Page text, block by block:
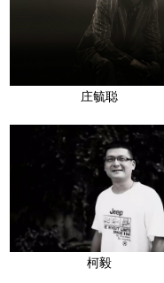
庄毓聪
柯毅